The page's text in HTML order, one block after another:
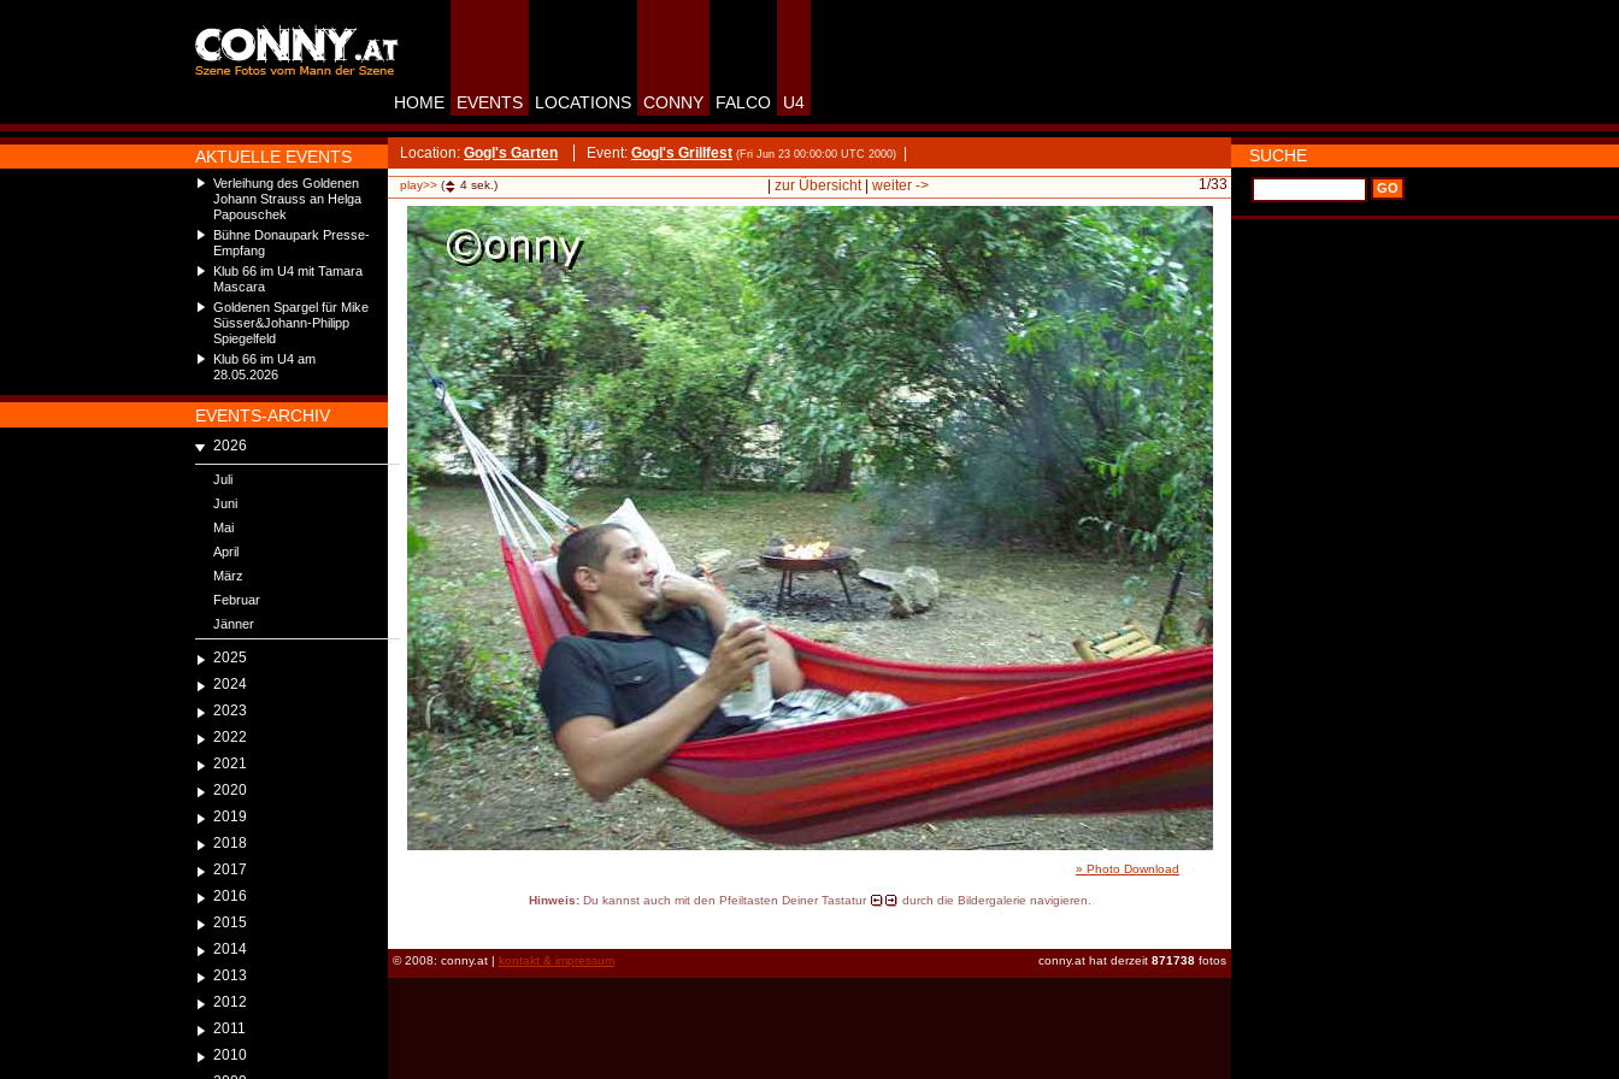
AKTUELLE EVENTS
Verleihung des Goldenen
Johann Strauss an Helga
Papouschek
Bühne Donaupark Presse-
Empfang
Klub 66 im U4 mit Tamara
Mascara
Goldenen Spargel für Mike
Süsser&Johann-Philipp
Spiegelfeld
Klub 66 im U4 am
28.05.2026
EVENTS-ARCHIV
2026
Juli
Juni
Mai
April
März
Februar
Jänner
2025
2024
2023
2022
2021
2020
2019
2018
2017
2016
2015
2014
2013
2012
2011
2010
HOME EVENTS LOCATIONS CONNY FALCO U4
Location: Gogl's Garten Event: Gogl's Grillfest (Fri Jun 23 00:00:00 UTC 2000)
play>> ( 4 sek.) 1/33
zur Übersicht| weiter ->
» Photo Download
Hinweis:Du kannst auch mit den Pfeiltasten Deiner Tastatur durch die Bildergalerie navigieren.
conny.at hat derzeit 871738 fotos
© 2008: conny.at | kontakt & impressum
SUCHE